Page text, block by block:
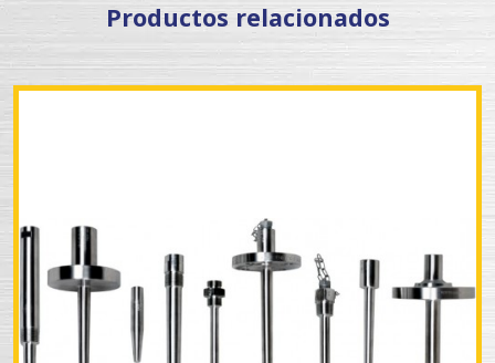
Productos relacionados